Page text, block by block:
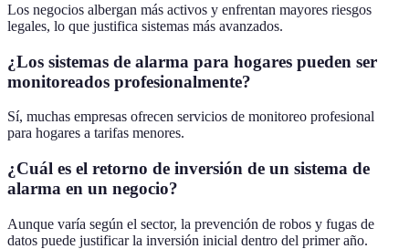
Los negocios albergan más activos y enfrentan mayores riesgos
legales, lo que justifica sistemas más avanzados.
¿Los sistemas de alarma para hogares pueden ser
monitoreados profesionalmente?
Sí, muchas empresas ofrecen servicios de monitoreo profesional
para hogares a tarifas menores.
¿Cuál es el retorno de inversión de un sistema de
alarma en un negocio?
Aunque varía según el sector, la prevención de robos y fugas de
datos puede justificar la inversión inicial dentro del primer año.